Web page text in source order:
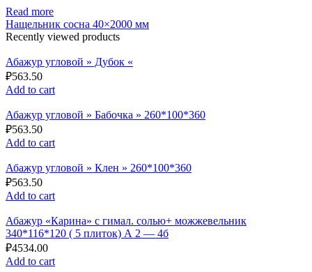
Read more
Нащельник сосна 40×2000 мм
Recently viewed products
Абажур угловой » Дубок «
₽563.50
Add to cart
Абажур угловой » Бабочка » 260*100*360
₽563.50
Add to cart
Абажур угловой » Клен » 260*100*360
₽563.50
Add to cart
Абажур «Карина» с гимал. солью+ можжевельник
340*116*120 ( 5 плиток) А 2 — 4б
₽4534.00
Add to cart